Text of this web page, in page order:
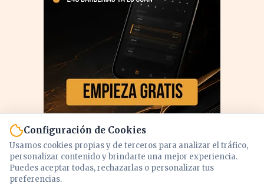
Configuración de Cookies
Usamos cookies propias y de terceros para analizar el tráfico,
personalizar contenido y brindarte una mejor experiencia.
Puedes aceptar todas, rechazarlas o personalizar tus
preferencias.